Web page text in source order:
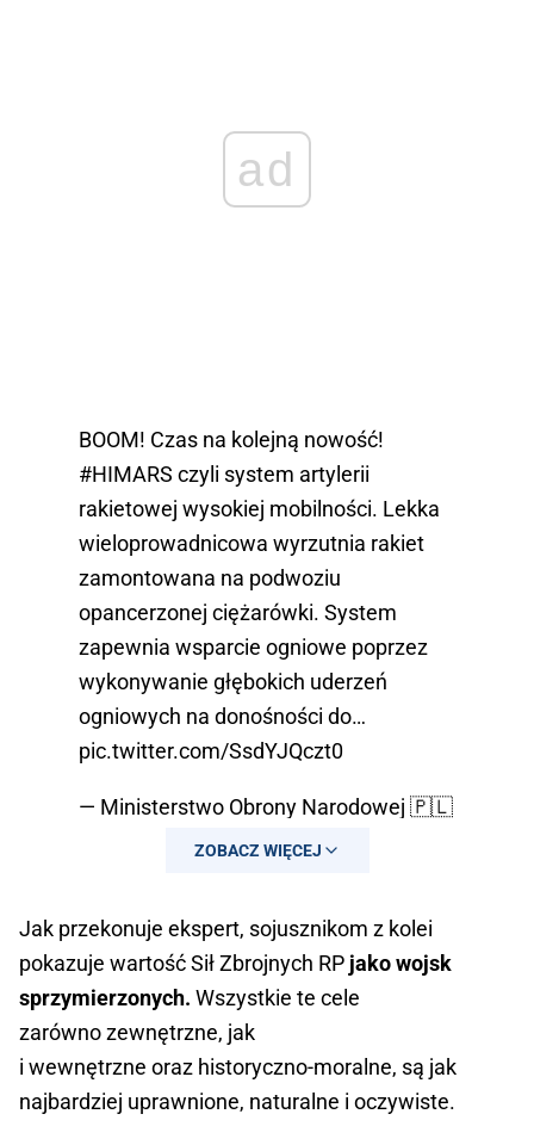
ad
BOOM! Czas na kolejną nowość!
#HIMARS czyli system artylerii
rakietowej wysokiej mobilności. Lekka
wieloprowadnicowa wyrzutnia rakiet
zamontowana na podwoziu
opancerzonej ciężarówki. System
zapewnia wsparcie ogniowe poprzez
wykonywanie głębokich uderzeń
ogniowych na donośności do…
pic.twitter.com/SsdYJQczt0
— Ministerstwo Obrony Narodowej 🇵🇱
(@MON_GOV_PL)August 15, 2023
ZOBACZ WIĘCEJ
Jak przekonuje ekspert, sojusznikom z kolei
pokazuje wartość Sił Zbrojnych RP jako wojsk
sprzymierzonych. Wszystkie te cele
zarówno zewnętrzne, jak
i wewnętrzne oraz historyczno-moralne, są jak
najbardziej uprawnione, naturalne i oczywiste.